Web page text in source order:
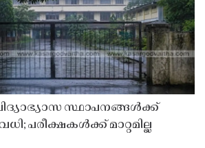
സ്ഥാപനങ്ങൾക്ക്
പരീക്ഷകൾക്ക് മാറ്റമില്ല